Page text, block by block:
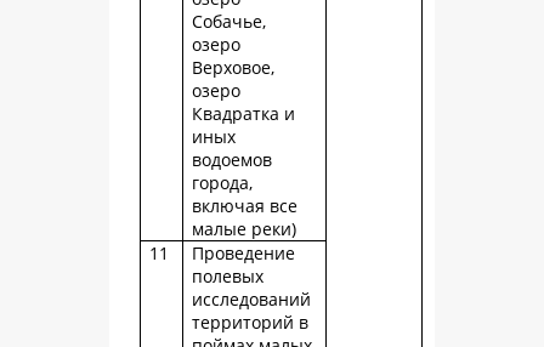
Собачье,
озеро
Верховое,
озеро
Квадратка и
иных
водоемов
города,
включая все
малые реки)
11
Проведение
полевых
исследований
территорий в